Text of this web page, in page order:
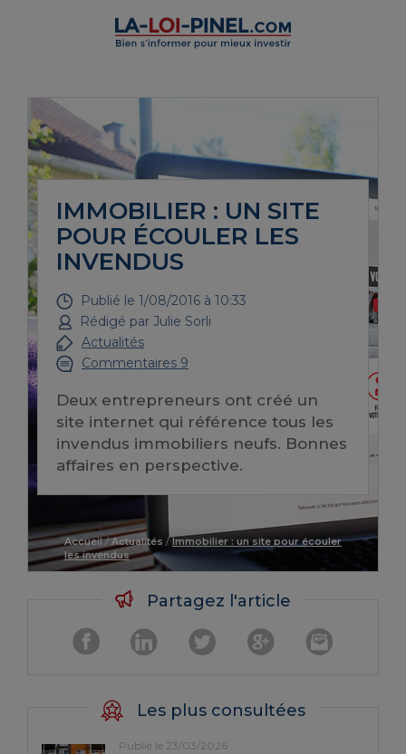
IMMOBILIER : UN SITE
POUR ÉCOULER LES
INVENDUS
Publié le 1/08/2016 à 10:33
Rédigé par Julie Sorli
Actualités
Commentaires 9
Deux entrepreneurs ont créé un
site internet qui référence tous les
invendus immobiliers neufs. Bonnes
affaires en perspective.
Accueil/Actualités /Immobilier : un site pour écouler
les invendus
Partagez l'article
Les plus consultées
Publié le 23/03/2026